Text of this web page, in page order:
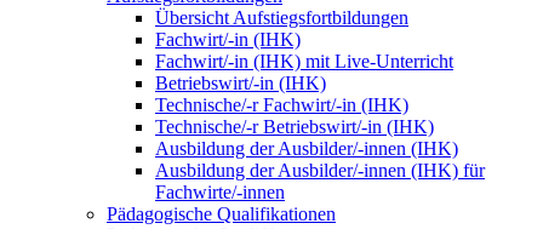
Übersicht Aufstiegsfortbildungen
Fachwirt/-in (IHK)
Fachwirt/-in (IHK) mit Live-Unterricht
Betriebswirt/-in (IHK)
Technische/-r Fachwirt/-in (IHK)
Technische/-r Betriebswirt/-in (IHK)
Ausbildung der Ausbilder/-innen (IHK)
Ausbildung der Ausbilder/-innen (IHK) für
Fachwirte/-innen
Pädagogische Qualifikationen